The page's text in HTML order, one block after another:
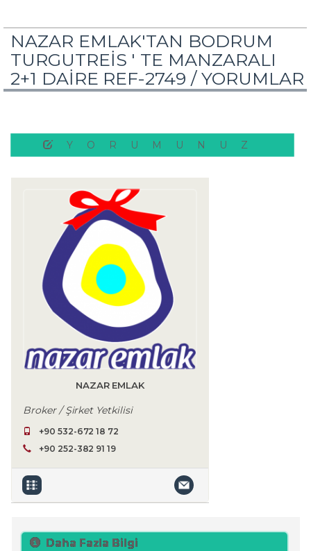
NAZAR EMLAK'TAN BODRUM
TURGUTREİS ' TE MANZARALI
2+1 DAİRE REF-2749 / YORUMLAR
YORUMUNUZ
NAZAR EMLAK
Broker / Şirket Yetkilisi
+90 532-672 18 72
+90 252-382 91 19
Daha Fazla Bilgi